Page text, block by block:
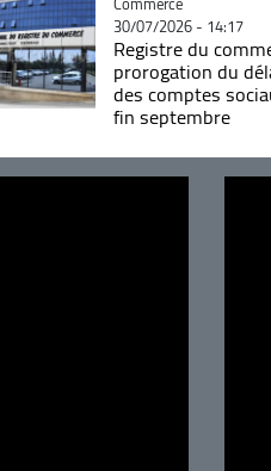
30/07/2026 - 14:17
Registre du
prorogation du
des comptes
fin septembre